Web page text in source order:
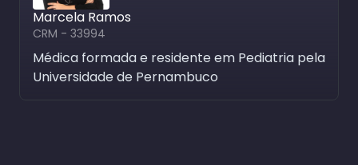
Marcela Ramos
CRM - 33994
Médica formada e residente em Pediatria pela
Universidade de Pernambuco